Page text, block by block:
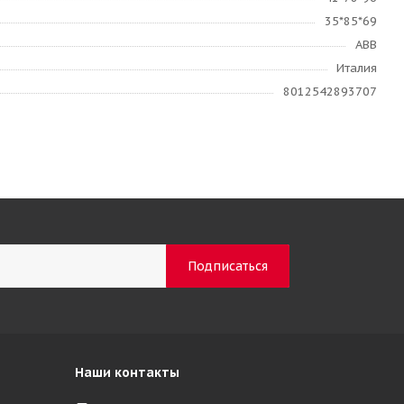
35*85*69
ABB
Италия
8012542893707
Наши контакты